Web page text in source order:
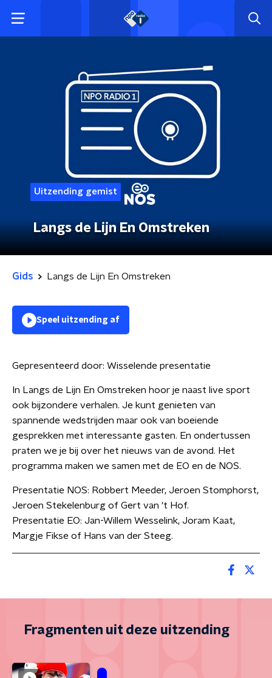
Uitzending gemist
Langs de Lijn En Omstreken
Gids Langs de Lijn En Omstreken
Speel uitzending af
Gepresenteerd door: Wisselende presentatie
In Langs de Lijn En Omstreken hoor je naast live sport
ook bijzondere verhalen. Je kunt genieten van
spannende wedstrijden maar ook van boeiende
gesprekken met interessante gasten. En ondertussen
praten we je bij over het nieuws van de avond. Het
programma maken we samen met de EO en de NOS.
Presentatie NOS: Robbert Meeder, Jeroen Stomphorst,
Jeroen Stekelenburg of Gert van 't Hof.
Presentatie EO: Jan-Willem Wesselink, Joram Kaat,
Margje Fikse of Hans van der Steeg.
Fragmenten uit deze uitzending